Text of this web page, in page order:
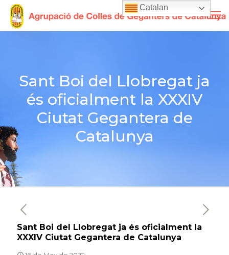
Sant Boi del Llobregat ja
és oficialment la XXXIV
Ciutat Gegantera de
Catalunya
Sant Boi del Llobregat ja és oficialment la
XXXIV Ciutat Gegantera de Catalunya
Catalan